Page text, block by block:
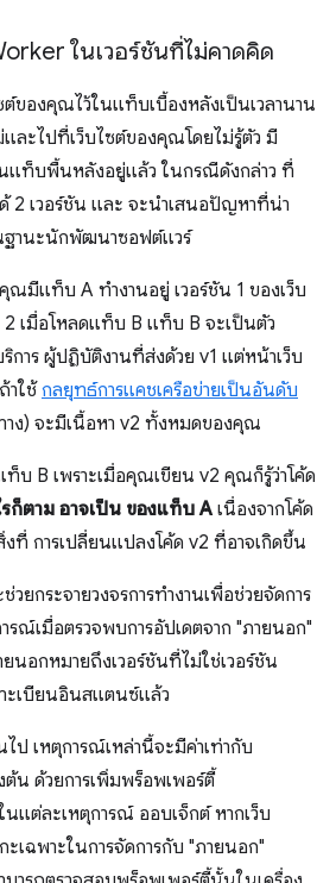
ในเวอร์ชันที่ไม่คาดคิด
ต์ของคุณไว้ในแท็บเบื้องหลังเป็นเวลานาน
ละไปที่เว็บไซต์ของคุณโดยไม่รู้ตัว มี
แท็บพื้นหลังอยู่แล้ว ในกรณีดังกล่าว ที่
2 เวอร์ชัน และ จะนำเสนอปัญหาที่น่า
านะนักพัฒนาซอฟต์แวร์
มีแท็บ A ทำงานอยู่ เวอร์ชัน 1 ของเว็บ
เมื่อโหลดแท็บ B แท็บ B จะเป็นตัว
การ ผู้ปฏิบัติงานที่ส่งด้วย v1 แต่หน้าเว็บ
าใช้ กลยุทธ์การแคชเครือข่ายเป็นอันดับ
าง) จะมีเนื้อหา v2 ทั้งหมดของคุณ
บ B เพราะเมื่อคุณเขียน v2 คุณก็รู้ว่าโค้ด
รก็ตาม อาจเป็น ของแท็บ A เนื่องจากโค้ด
งที่ การเปลี่ยนแปลงโค้ด v2 ที่อาจเกิดขึ้น
วยกระจายวงจรการทำงานเพื่อช่วยจัดการ
รณ์เมื่อตรวจพบการอัปเดตจาก "ภายนอก"
นอกหมายถึงเวอร์ชันที่ไม่ใช่เวอร์ชัน
เบียนอินสแตนซ์แล้ว
ป เหตุการณ์เหล่านี้จะมีค่าเท่ากับ
น ด้วยการเพิ่มพร็อพเพอร์ตี้
นแต่ละเหตุการณ์ ออบเจ็กต์ หากเว็บ
เฉพาะในการจัดการกับ "ภายนอก"